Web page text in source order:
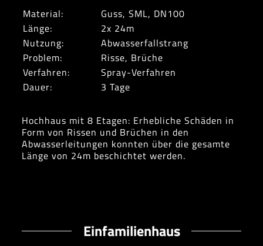
Material:
Guss, SML, DN100
Länge:
2x 24m
Nutzung:
Abwasserfallstrang
Problem:
Risse, Brüche
Verfahren:
Spray-Verfahren
Dauer:
3 Tage
Hochhaus mit 8 Etagen: Erhebliche Schäden in
Form von Rissen und Brüchen in den
Abwasserleitungen konnten über die gesamte
Länge von 24m beschichtet werden.
Einfamilienhaus